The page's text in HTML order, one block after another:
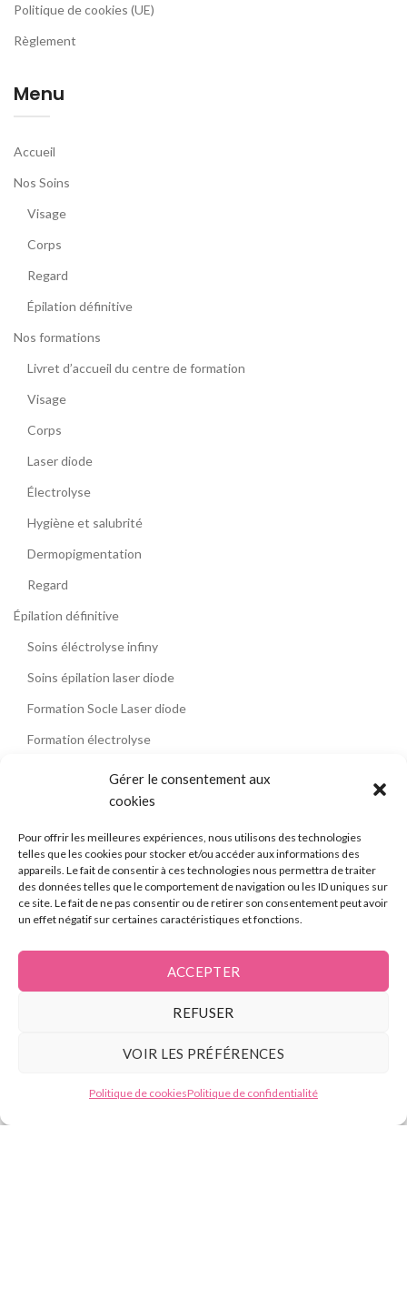
Gérer le consentement aux
cookies
Pour offrir les meilleures expériences, nous utilisons des technologies
telles que les cookies pour stocker et/ou accéder aux informations des
appareils. Le fait de consentir à ces technologies nous permettra de traiter
des données telles que le comportement de navigation ou les ID uniques sur
ce site. Le fait de ne pas consentir ou de retirer son consentement peut avoir
un effet négatif sur certaines caractéristiques et fonctions.
ACCEPTER
REFUSER
VOIR LES PRÉFÉRENCES
Politique de cookiesPolitique de confidentialité
Politique de cookies (UE)
Règlement
Menu
Accueil
Nos Soins
Visage
Corps
Regard
Épilation définitive
Nos formations
Livret d’accueil du centre de formation
Visage
Corps
Laser diode
Électrolyse
Hygiène et salubrité
Dermopigmentation
Regard
Épilation définitive
Soins éléctrolyse infiny
Soins épilation laser diode
Formation Socle Laser diode
Formation électrolyse
Blog
La formation épilation laser diode
L’électrolyse
Contact
E-mail : contact@beautyformation.fr